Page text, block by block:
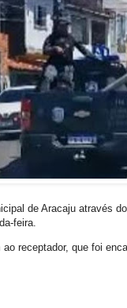
de Aracaju através
feira.
receptador, que foi